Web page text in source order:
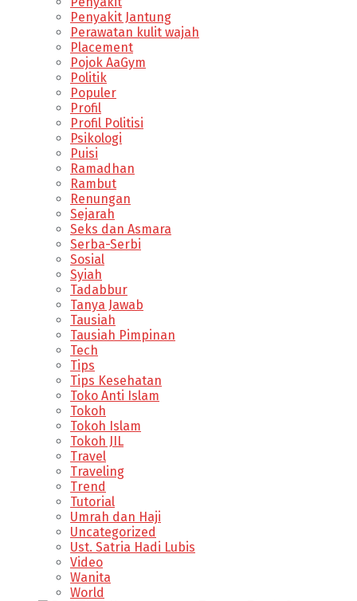
Penyakit Jantung
Perawatan kulit wajah
Placement
Pojok AaGym
Politik
Populer
Profil
Profil Politisi
Psikologi
Puisi
Ramadhan
Rambut
Renungan
Sejarah
Seks dan Asmara
Serba-Serbi
Sosial
Syiah
Tadabbur
Tanya Jawab
Tausiah
Tausiah Pimpinan
Tech
Tips
Tips Kesehatan
Toko Anti Islam
Tokoh
Tokoh Islam
Tokoh JIL
Travel
Traveling
Trend
Tutorial
Umrah dan Haji
Uncategorized
Ust. Satria Hadi Lubis
Video
Wanita
World